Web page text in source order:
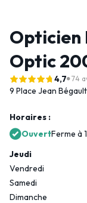
Opticien
Optic
4,7 74
9 Place Jean
Horaires :
OuvertFerme à
Jeudi
Vendredi
Samedi
Dimanche